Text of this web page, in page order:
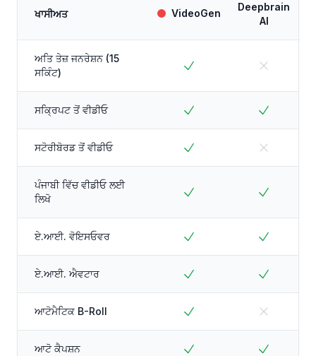
ਖਾਸੀਅਤ VideoGen
Deepbrain
AI
ਅਤਿ ਤੇਜ਼ ਜਨਰੇਸ਼ਨ (15
ਸਕਿੰਟ)
ਸਕ੍ਰਿਪਟ ਤੋਂ ਵੀਡੀਓ
ਸਟੋਰੀਬੋਰਡ ਤੋਂ ਵੀਡੀਓ
ਪੰਜਾਬੀ ਵਿੱਚ ਵੀਡੀਓ ਲਈ
ਲਿਖੋ
ਏ.ਆਈ. ਵੋਇਸਓਵਰ
ਏ.ਆਈ. ਐਵਟਾਰ
ਆਟੋਮੈਟਿਕ B-Roll
ਆਟੋ ਕੈਪਸ਼ਨ